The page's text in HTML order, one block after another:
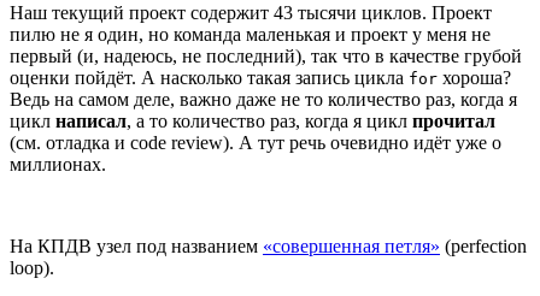
Наш текущий проект содержит 43 тысячи циклов. Проект
пилю не я один, но команда маленькая и проект у меня не
первый (и, надеюсь, не последний), так что в качестве грубой
оценки пойдёт. А насколько такая запись цикла for хороша?
Ведь на самом деле, важно даже не то количество раз, когда я
цикл написал, а то количество раз, когда я цикл прочитал
(см. отладка и code review). А тут речь очевидно идёт уже о
миллионах.
На КПДВ узел под названием «совершенная петля» (perfection
loop).